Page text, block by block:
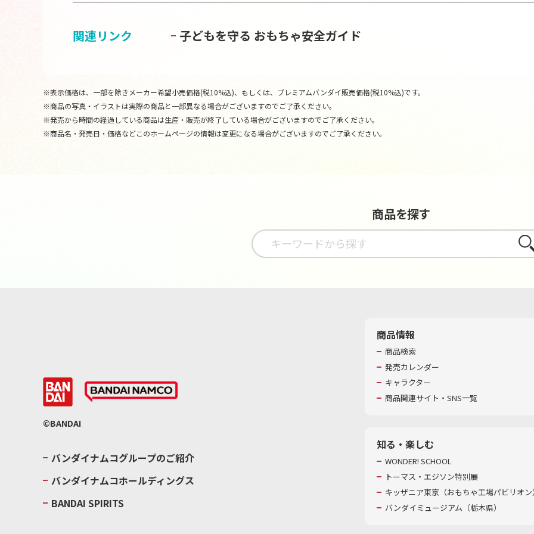
関連リンク 子どもを守る おもちゃ安全ガイド
※表示価格は、一部を除きメーカー希望小売価格(税10%込)、もしくは、プレミアムバンダイ販売価格(税10%込)です。
※商品の写真・イラストは実際の商品と一部異なる場合がございますのでご了承ください。
※発売から時間の経過している商品は生産・販売が終了している場合がございますのでご了承ください。
※商品名・発売日・価格などこのホームページの情報は変更になる場合がございますのでご了承ください。
商品を探す
さが
©BANDAI
バンダイナムコグループのご紹介
バンダイナムコホールディングス
BANDAI SPIRITS
商品情報
商品検索
発売カレンダー
キャラクター
商品関連サイト・SNS一覧
知る・楽しむ
WONDER! SCHOOL
トーマス・エジソン特別展
キッザニア東京（おもちゃ工場パビリオ
バンダイミュージアム（栃木県）